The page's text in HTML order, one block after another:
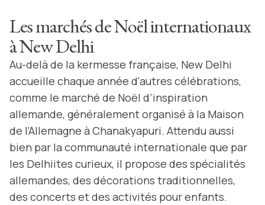
Les marchés de Noël internationaux
à New Delhi
Au-delà de la kermesse française, New Delhi
accueille chaque année d'autres célébrations,
comme le marché de Noël d’inspiration
allemande, généralement organisé à la Maison
de l’Allemagne à Chanakyapuri. Attendu aussi
bien par la communauté internationale que par
les Delhiites curieux, il propose des spécialités
allemandes, des décorations traditionnelles,
des concerts et des activités pour enfants.